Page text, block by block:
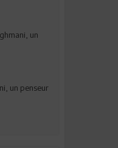
un
un penseur